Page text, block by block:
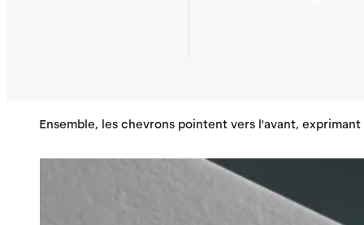
Ensemble, les chevrons pointent vers l'avant,